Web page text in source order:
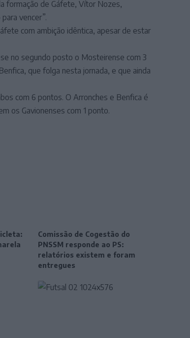
formação de Gáfete, Vítor Nozes,
vencer”.
com ambição idêntica, apesar de estar
no segundo posto o Mosteirense com 3
que folga nesta jornada, e que ainda
com 6 pontos. O Arronches e Benfica é
os Gavionenses com 1 ponto.
Comissão de Cogestão do
PNSSM responde ao PS:
relatórios existem e foram
entregues